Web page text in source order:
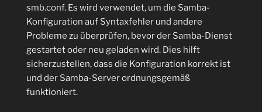
smb.conf. Es wird verwendet, um die Samba-
Konfiguration auf Syntaxfehler und andere
Probleme zu überprüfen, bevor der Samba-Dienst
gestartet oder neu geladen wird. Dies hilft
sicherzustellen, dass die Konfiguration korrekt ist
und der Samba-Server ordnungsgemäß
funktioniert.